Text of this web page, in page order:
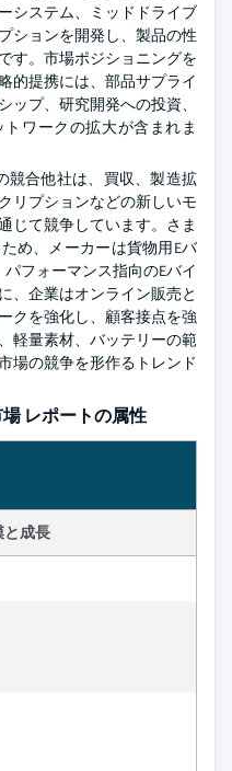
システム、ミッドドライブ
ションを開発し、製品の性
す。市場ポジショニングを
的提携には、部品サプライ
ップ、研究開発への投資、
ワークの拡大が含まれま
競合他社は、買収、製造拡
リプションなどの新しいモ
じて競争しています。さま
め、メーカーは貨物用Eバ
フォーマンス指向のEバイ
、企業はオンライン販売と
クを強化し、顧客接点を強
軽量素材、バッテリーの範
場の競争を形作るトレンド
レポートの属性
と成長